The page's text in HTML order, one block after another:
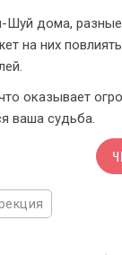
Шуй дома,
на них
оказывает
ваша судьба.